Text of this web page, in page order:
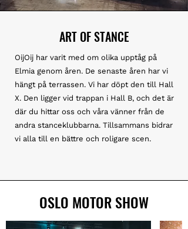
ART OF STANCE
OijOij har varit med om olika upptåg på
Elmia genom åren. De senaste åren har vi
hängt på terrassen. Vi har döpt den till Hall
X. Den ligger vid trappan i Hall B, och det är
där du hittar oss och våra vänner från de
andra stanceklubbarna. Tillsammans bidrar
vi alla till en bättre och roligare scen.
OSLO MOTOR SHOW